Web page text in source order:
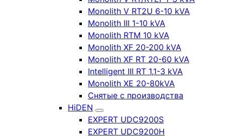
Monolith V RT2U 6-10 kVA
Monolith III 1-10 kVA
Monolith RTM 10 kVA
Monolith XF 20-200 kVA
Monolith XF RT 20-60 kVA
Intelligent III RT 1,1-3 kVA
Monolith XE 20-80kVA
Снятые с производства
HiDEN
EXPERT UDC9200S
EXPERT UDC9200H